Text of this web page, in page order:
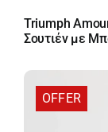
price
was:
τρέχουσα
τιμή
42,46 €.
Triumph
Σουτιέν με
OFFER